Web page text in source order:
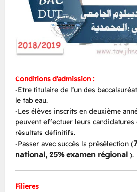
Conditions d’admission :
-Etre titulaire de l’un des
le tableau.
-Les élèves inscrits en deuxième
peuvent effectuer leurs candidatures
résultats définitifs.
-Passer avec succès la présélection (
national, 25% examen régional ).
Filieres